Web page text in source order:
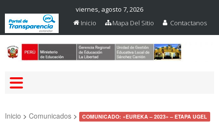
viernes, agosto 7, 2026
Inicio
Mapa Del Sitio Contactanos
Inicio > Comunicados > COMUNICADO: «EUREKA – 2023» – ETAPA UGEL